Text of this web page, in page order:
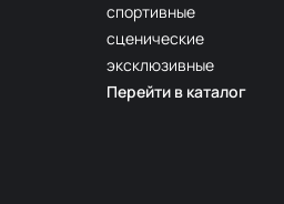
спортивные
сценические
эксклюзивные
Перейти в каталог